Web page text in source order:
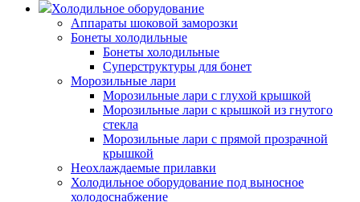
Холодильное оборудование
Аппараты шоковой заморозки
Бонеты холодильные
Бонеты холодильные
Суперструктуры для бонет
Морозильные лари
Морозильные лари с глухой крышкой
Морозильные лари с крышкой из гнутого
стекла
Морозильные лари с прямой прозрачной
крышкой
Неохлаждаемые прилавки
Холодильное оборудование под выносное
холодоснабжение